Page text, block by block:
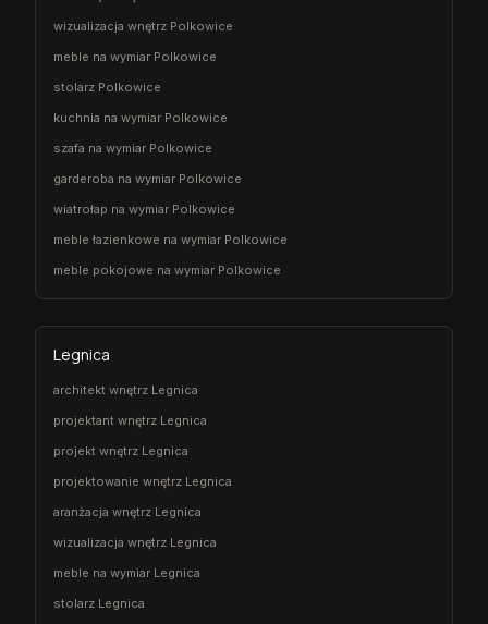
wizualizacja wnętrz Polkowice
meble na wymiar Polkowice
stolarz Polkowice
kuchnia na wymiar Polkowice
szafa na wymiar Polkowice
garderoba na wymiar Polkowice
wiatrołap na wymiar Polkowice
meble łazienkowe na wymiar Polkowice
meble pokojowe na wymiar Polkowice
Legnica
architekt wnętrz Legnica
projektant wnętrz Legnica
projekt wnętrz Legnica
projektowanie wnętrz Legnica
aranżacja wnętrz Legnica
wizualizacja wnętrz Legnica
meble na wymiar Legnica
stolarz Legnica